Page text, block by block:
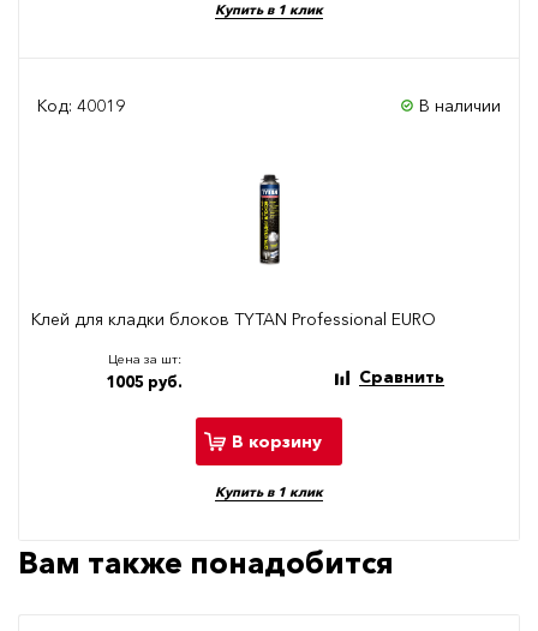
Купить в 1 клик
Код: 40019 В наличии
Клей для кладки блоков TYTAN Professional EURO
Цена за шт:
1005 руб. Сравнить
В корзину
Купить в 1 клик
Вам также понадобится